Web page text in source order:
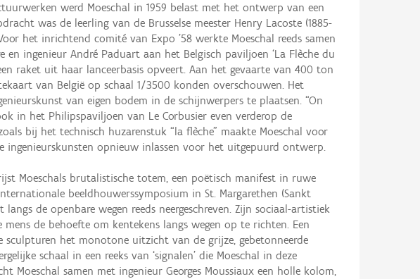
werd Moeschal in 1959 belast met het ontwerp van een
was de leerling van de Brusselse meester Henry Lacoste (1885-
het inrichtend comité van Expo ’58 werkte Moeschal reeds samen
en ingenieur André Paduart aan het Belgisch paviljoen ‘La Flèche du
raket uit haar lanceerbasis opveert. Aan het gevaarte van 400 ton
van België op schaal 1/3500 konden overschouwen. Het
van eigen bodem in de schijnwerpers te plaatsen. “On
in het Philipspaviljoen van Le Corbusier even verderop de
bij het technisch huzarenstuk “la flèche” maakte Moeschal voor
opnieuw inlassen voor het uitgepuurd ontwerp.
Moeschals brutalistische totem, een poëtisch manifest in ruwe
beeldhouwerssymposium in St. Margarethen (Sankt
de openbare wegen reeds neergeschreven. Zijn sociaal-artistiek
de behoefte om kentekens langs wegen op te richten. Een
het monotone uitzicht van de grijze, gebetonneerde
schaal in een reeks van ‘signalen’ die Moeschal in deze
samen met ingenieur Georges Moussiaux een holle kolom,